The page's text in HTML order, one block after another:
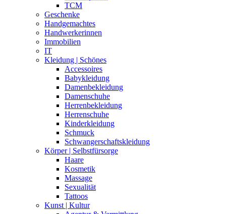
TCM
Geschenke
Handgemachtes
Handwerkerinnen
Immobilien
IT
Kleidung | Schönes
Accessoires
Babykleidung
Damenbekleidung
Damenschuhe
Herrenbekleidung
Herrenschuhe
Kinderkleidung
Schmuck
Schwangerschaftskleidung
Körper | Selbstfürsorge
Haare
Kosmetik
Massage
Sexualität
Tattoos
Kunst | Kultur